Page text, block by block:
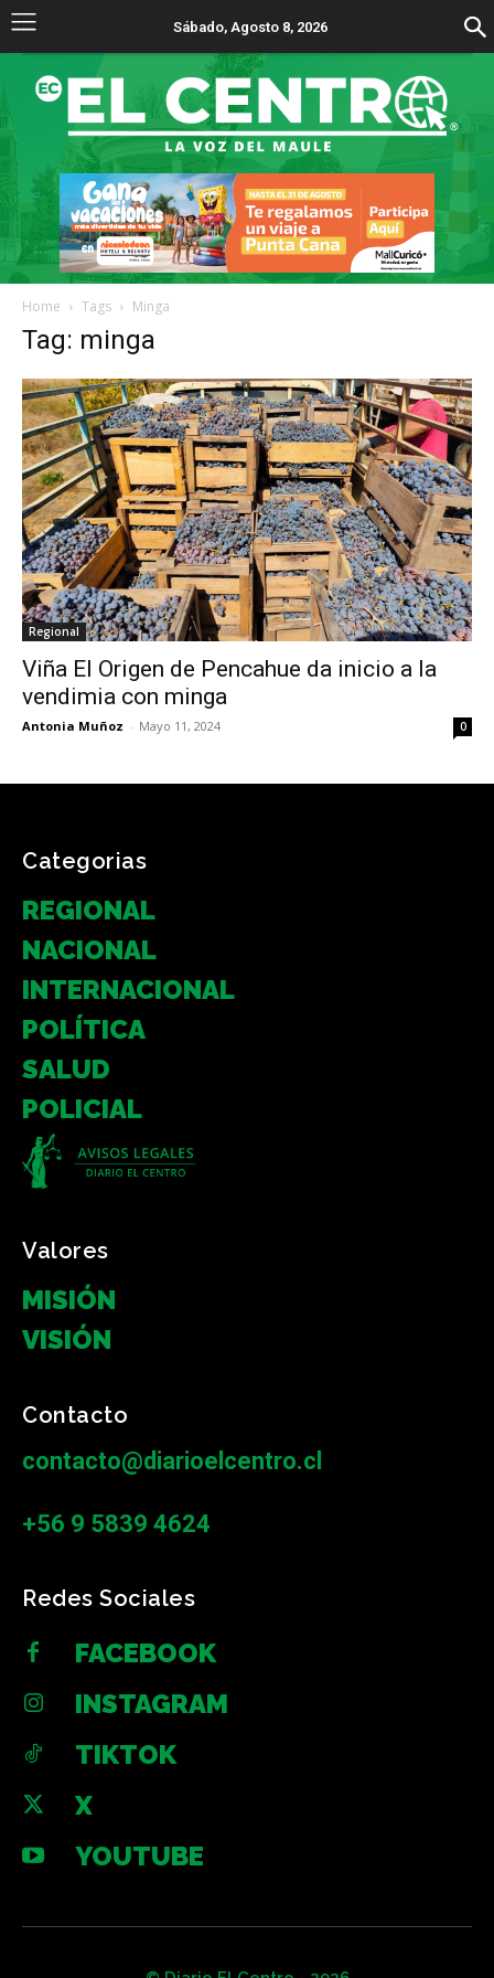
Sábado, Agosto 8, 2026
Home Tags Minga
Tag: minga
Regional
Viña El Origen de Pencahue da inicio a la
vendimia con minga
Antonia Muñoz - Mayo 11, 2024 0
Categorias
REGIONAL
NACIONAL
INTERNACIONAL
POLÍTICA
SALUD
POLICIAL
Valores
MISIÓN
VISIÓN
Contacto
contacto@diarioelcentro.cl
+56 9 5839 4624
Redes Sociales
FACEBOOK
INSTAGRAM
TIKTOK
X
YOUTUBE